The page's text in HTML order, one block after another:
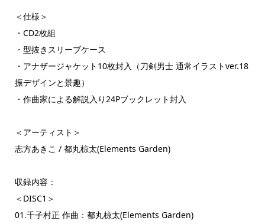
＜仕様＞
・CD2枚組
・型抜きスリーブケース
・アナザージャケット10枚封入（刀剣男士 通常イラストver.18
振デザインと景趣）
・作曲家による解説入り24Pブックレット封入
＜アーティスト＞
志方あきこ / 都丸椋太(Elements Garden)
収録内容：
＜DISC1＞
01.千子村正 作曲：都丸椋太(Elements Garden)